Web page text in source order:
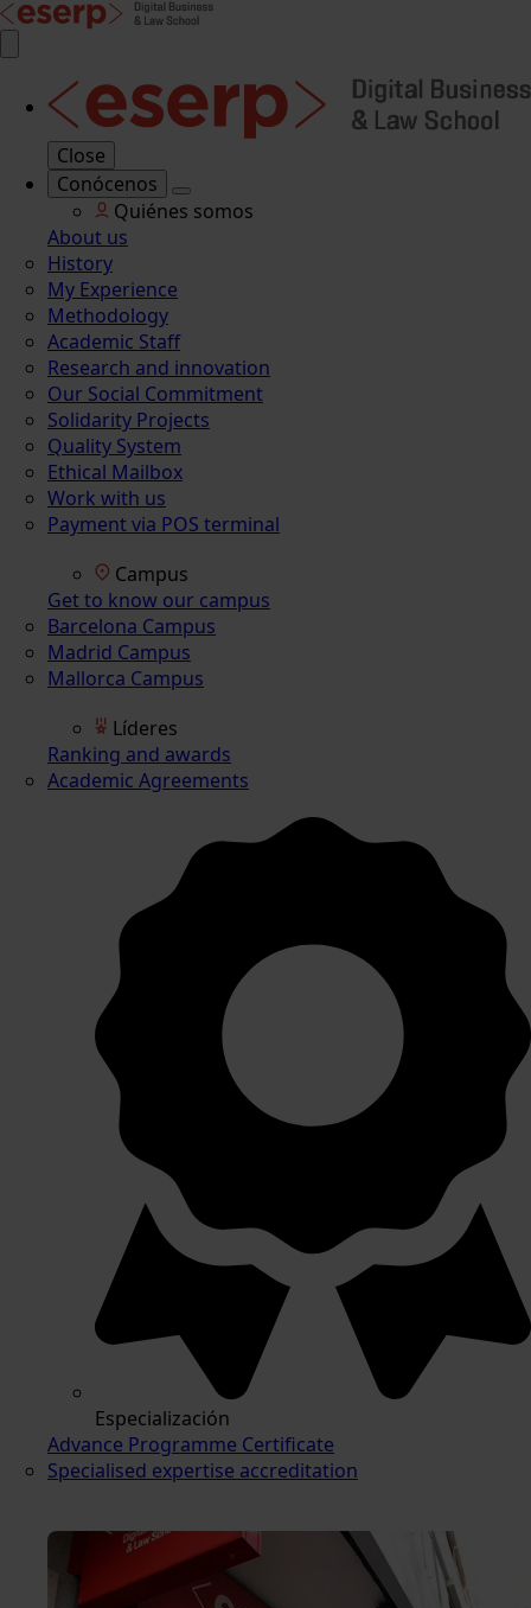
Close
Conócenos
Quiénes somos
About us
History
My Experience
Methodology
Academic Staff
Research and innovation
Our Social Commitment
Solidarity Projects
Quality System
Ethical Mailbox
Work with us
Payment via POS terminal
Campus
Get to know our campus
Barcelona Campus
Madrid Campus
Mallorca Campus
Líderes
Ranking and awards
Academic Agreements
Especialización
Advance Programme Certificate
Specialised expertise accreditation